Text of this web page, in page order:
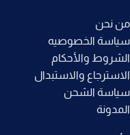
من نحن
سياسة الخصوصيه
الشروط والأحكام
الاسترجاع والاستبدال
سياسة الشحن
المدونة